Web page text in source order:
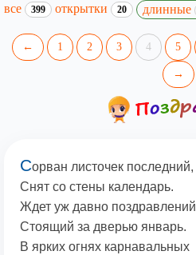
все 399 открытки 20 длинные
← 1 2 3 4 5
→
Сорван листочек последний,
Снят со стены календарь.
Ждет уж давно поздравлений
Стоящий за дверью январь.
В ярких огнях карнавальных